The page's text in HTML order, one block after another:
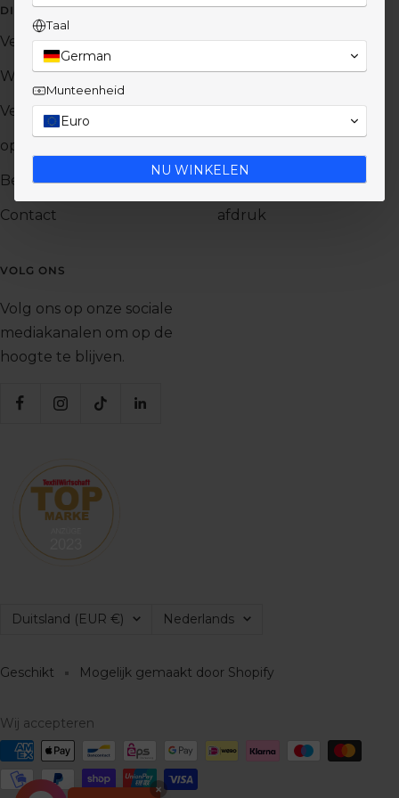
DIENST
Veelgestelde vragen
Winkel
Verzending
opbrengst
Betaalmethoden
Contact
INFORMATIE
Nastreven
Carrière
Annuleringsbeleid
AGB
afdruk
VOLG ONS
Volg ons op onze sociale
mediakanalen om op de
hoogte te blijven.
Land/regio
Duitsland (EUR €) Taal
Nederlands
Geschikt Mogelijk gemaakt door Shopify
Wij accepteren
×
Taal
German
Munteenheid
Euro
NU WINKELEN